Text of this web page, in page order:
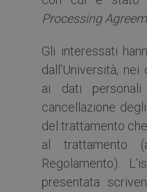
Processing
Gli interessati
dall’Università,
ai dati
cancellazione
del trattamento
al trattamento
Regolamento).
presentata